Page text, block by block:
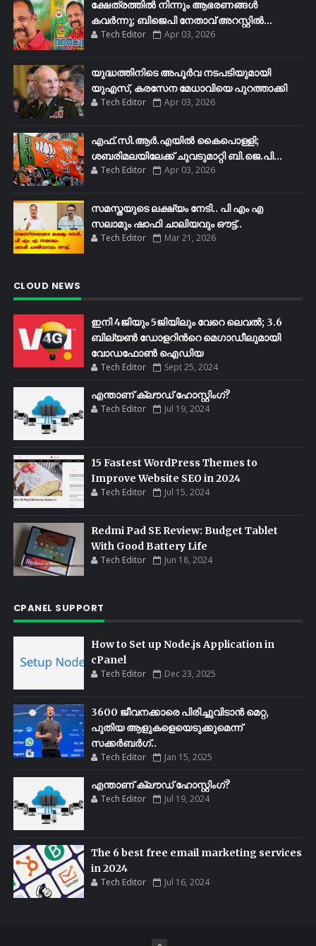
ക്ഷേത്രത്തിൽ നിന്നും ആഭരണങ്ങൾ
കവർന്നു; ബിജെപി നേതാവ് അറസ്റ്റിൽ...
Tech Editor Apr 03, 2026
യുദ്ധത്തിനിടെ അപൂർവ നടപടിയുമായി
യുഎസ്, കരസേന മേധാവിയെ പുറത്താക്കി
Tech Editor Apr 03, 2026
എഫ്​.സി.ആർ.എയിൽ കൈപൊള്ളി;
ശബരിമലയിലേക്ക്​ ചുവടുമാറ്റി ബി.ജെ.പി...
Tech Editor Apr 03, 2026
സമസ്തയുടെ ലക്ഷ്യം നേടി.. പി എം എ
സലാമും ഷാഫി ചാലിയവും ഔട്ട്..
Tech Editor Mar 21, 2026
CLOUD NEWS
ഇനി 4ജിയും 5ജിയിലും വേറെ ലെവൽ; 3.6
ബില്യണ്‍ ഡോളറിന്‍റെ മെഗാഡീലുമായി
വോഡഫോണ്‍ ഐഡിയ
Tech Editor Sept 25, 2024
എന്താണ് ക്ലൗഡ് ഹോസ്റ്റിംഗ്?
Tech Editor Jul 19, 2024
15 Fastest WordPress Themes to
Improve Website SEO in 2024
Tech Editor Jul 15, 2024
Redmi Pad SE Review: Budget Tablet
With Good Battery Life
Tech Editor Jun 18, 2024
CPANEL SUPPORT
How to Set up Node.js Application in
cPanel
Tech Editor Dec 23, 2025
3600 ജീവനക്കാരെ പിരിച്ചുവിടാൻ മെറ്റ,
പുതിയ ആളുകളെയെടുക്കുമെന്ന്
സക്കർബർഗ്..
Tech Editor Jan 15, 2025
എന്താണ് ക്ലൗഡ് ഹോസ്റ്റിംഗ്?
Tech Editor Jul 19, 2024
The 6 best free email marketing services
in 2024
Tech Editor Jul 16, 2024